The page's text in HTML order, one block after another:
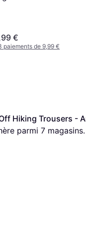
€
paiements de 9,99 €
Hiking Trousers -
parmi 7 magasins.